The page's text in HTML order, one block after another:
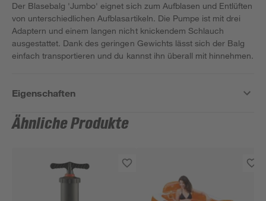
Der Blasebalg 'Jumbo' eignet sich zum Aufblasen und Entlüften
von unterschiedlichen Aufblasartikeln. Die Pumpe ist mit drei
Adaptern und einem langen nicht knickendem Schlauch
ausgestattet. Dank des geringen Gewichts lässt sich der Balg
einfach transportieren und du kannst ihn überall mit hinnehmen.
Eigenschaften
Ähnliche Produkte